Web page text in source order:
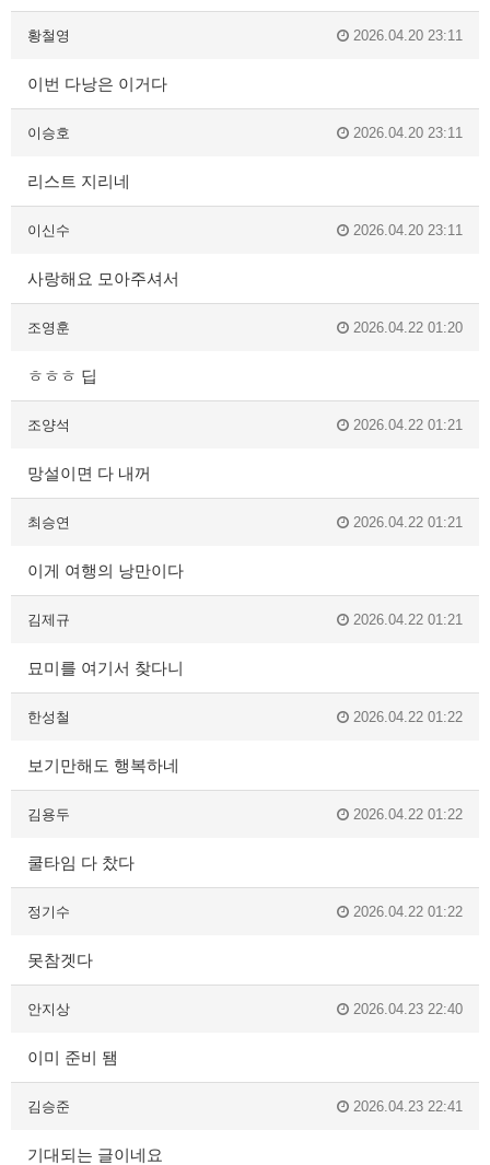
황철영 2026.04.20 23:11
이번 다낭은 이거다
이승호 2026.04.20 23:11
리스트 지리네
이신수 2026.04.20 23:11
사랑해요 모아주셔서
조영훈 2026.04.22 01:20
ㅎㅎㅎ 딥
조양석 2026.04.22 01:21
망설이면 다 내꺼
최승연 2026.04.22 01:21
이게 여행의 낭만이다
김제규 2026.04.22 01:21
묘미를 여기서 찾다니
한성철 2026.04.22 01:22
보기만해도 행복하네
김용두 2026.04.22 01:22
쿨타임 다 찼다
정기수 2026.04.22 01:22
못참겟다
안지상 2026.04.23 22:40
이미 준비 됌
김승준 2026.04.23 22:41
기대되는 글이네요